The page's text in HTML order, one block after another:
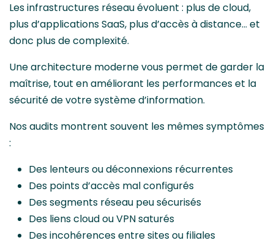
Les infrastructures réseau évoluent : plus de cloud,
plus d’applications SaaS, plus d’accès à distance… et
donc plus de complexité.
Une architecture moderne vous permet de garder la
maîtrise, tout en améliorant les performances et la
sécurité de votre système d’information.
Nos audits montrent souvent les mêmes symptômes
:
Des lenteurs ou déconnexions récurrentes
Des points d’accès mal configurés
Des segments réseau peu sécurisés
Des liens cloud ou VPN saturés
Des incohérences entre sites ou filiales